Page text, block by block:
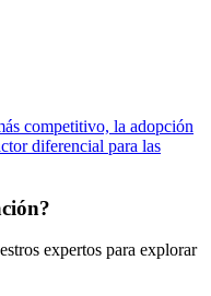
competitivo, la adopción
diferencial para las
expertos para explorar